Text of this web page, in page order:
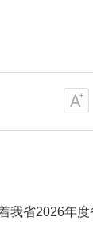
我省2026年度